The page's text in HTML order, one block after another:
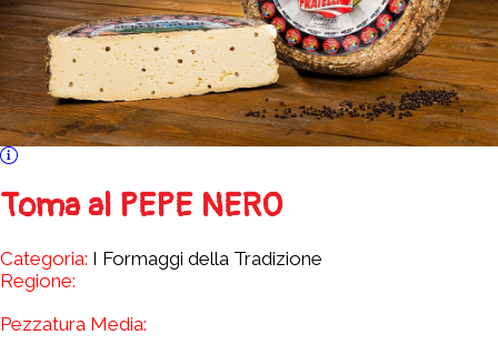
Toma al PEPE NERO
Categoria: I Formaggi della Tradizione
Regione:
Pezzatura Media: